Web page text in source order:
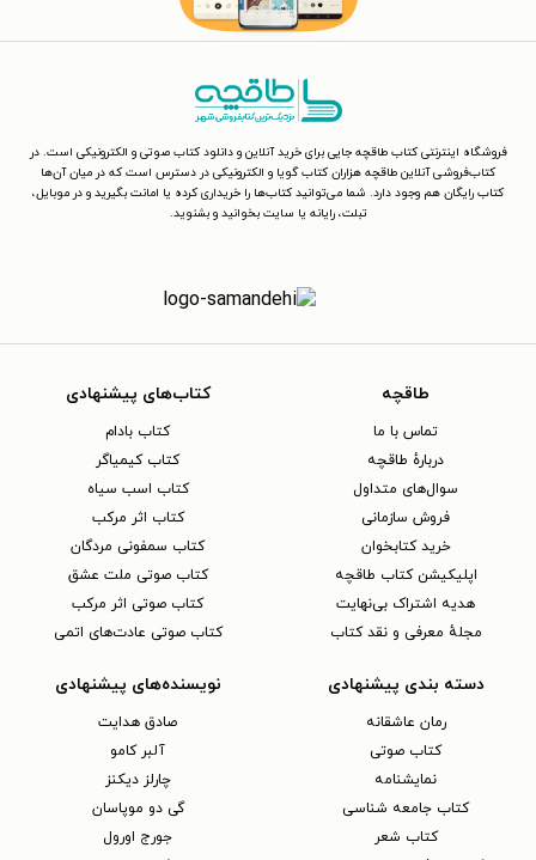
فروشگاه اینترنتی کتاب طاقچه جایی برای خرید آنلاین و دانلود کتاب صوتی و الکترونیکی است. در
کتاب‌فروشی آنلاین طاقچه هزاران کتاب گویا و الکترونیکی در دسترس است که در میان آن‌ها
کتاب رایگان هم وجود دارد. شما می‌توانید کتاب‌ها را خریداری کرده یا امانت بگیرید و در موبایل،
تبلت، رایانه یا سایت بخوانید و بشنوید.
طاقچه
تماس با ما
دربارهٔ طاقچه
سوال‌های متداول
فروش سازمانی
خرید کتابخوان
اپلیکیشن کتاب طاقچه
هدیه اشتراک بی‌نهایت
مجلهٔ معرفی و نقد کتاب
کتاب‌های پیشنهادی
کتاب بادام
کتاب کیمیاگر
کتاب اسب سیاه
کتاب اثر مرکب
کتاب سمفونی مردگان
کتاب صوتی ملت عشق
کتاب صوتی اثر مرکب
کتاب صوتی عادت‌های اتمی
دسته بندی پیشنهادی
رمان عاشقانه
کتاب‌ صوتی
نمایشنامه
کتاب جامعه شناسی
کتاب شعر
نویسنده‌های پیشنهادی
صادق هدایت
آلبر کامو
چارلز دیکنز
گی دو موپاسان
جورج اورول